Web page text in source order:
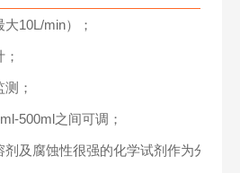
10L/min）；
；
500ml之间可调；
剂及腐蚀性很强的化学试剂作为分散剂